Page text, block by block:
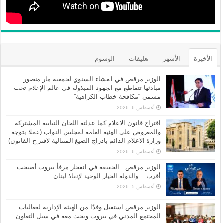
الأخيرة الأشهر تعليقات الوسوم
الوزير مرقص في العشاء السنوي لجمعية مار منصور:
مبادئها تتقاطع مع الجهود المبذولة في عالم الإعلام تحت
مسمى “مكافحة خطاب الكراهية”
أغسطس 6, 2026
اقتراح قانون الاعلام كما عدلته اللجان النيابية المشتركة
والمعروض على الهئية العامة لمجلس النواب (عملا بتوجه
وزارة الاعلام الدائم بادراج الصيغ المتتالية لاقتراح القانون)
أغسطس 6, 2026
الوزير مرقص : الحقيقة في انفجار مرفأ بيروت أصبحت
أقرب… والدولة الخيار الوحيد لإنقاذ لبنان
أغسطس 5, 2026
الوزير مرقص استقبل وفدًا من الهيئة الإدارية لفعاليات
المجتمع المدني في بيروت وبحث معه في سبل التعاون